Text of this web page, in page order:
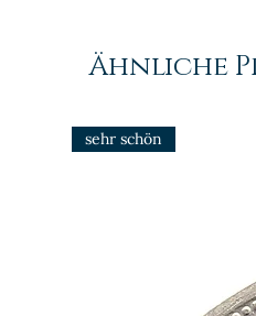
Ähnliche
sehr schön